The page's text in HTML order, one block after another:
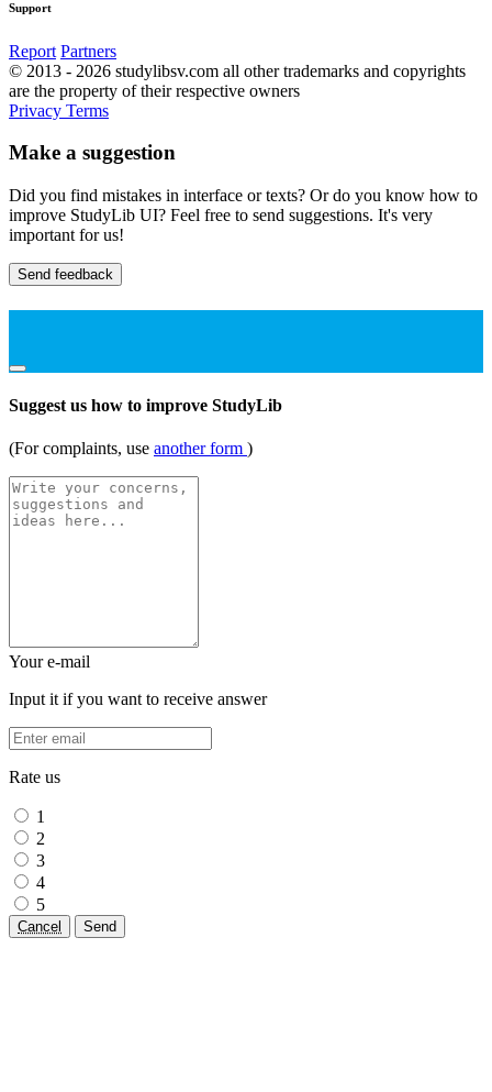
Support
Report Partners
© 2013 - 2026 studylibsv.com all other trademarks and copyrights
are the property of their respective owners
Privacy Terms
Make a suggestion
Did you find mistakes in interface or texts? Or do you know how to
improve StudyLib UI? Feel free to send suggestions. It's very
important for us!
Send feedback
Suggest us how to improve StudyLib
(For complaints, use another form )
Your e-mail
Input it if you want to receive answer
Rate us
1
2
3
4
5
Cancel Send